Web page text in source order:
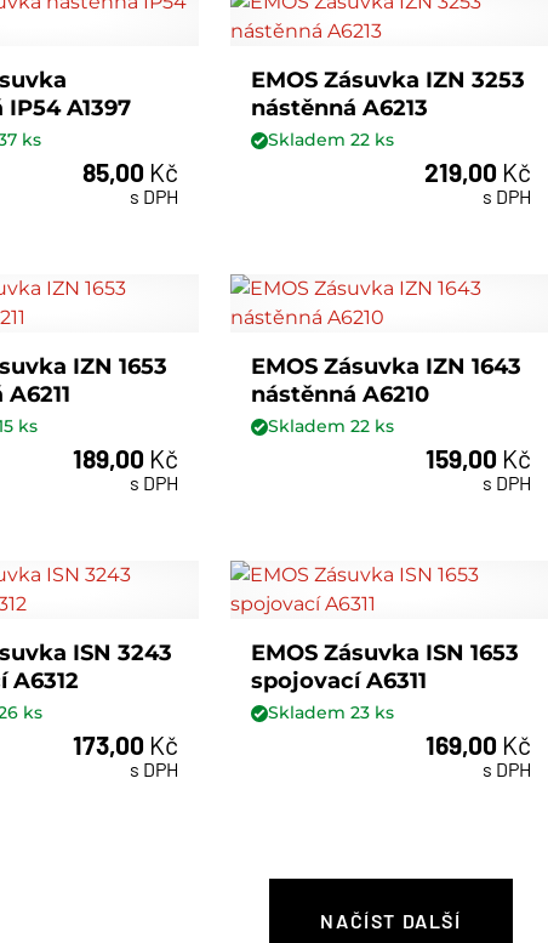
A1397
ks
85,00 Kč
s DPH
EMOS Zásuvka IZN 3253
nástěnná A6213
Skladem22 ks
219,00 Kč
s DPH
IZN 1653
ks
189,00 Kč
s DPH
EMOS Zásuvka IZN 1643
nástěnná A6210
Skladem22 ks
159,00 Kč
s DPH
ISN 3243
A6312
ks
173,00 Kč
s DPH
EMOS Zásuvka ISN 1653
spojovací A6311
Skladem23 ks
169,00 Kč
s DPH
NAČÍST DALŠÍ